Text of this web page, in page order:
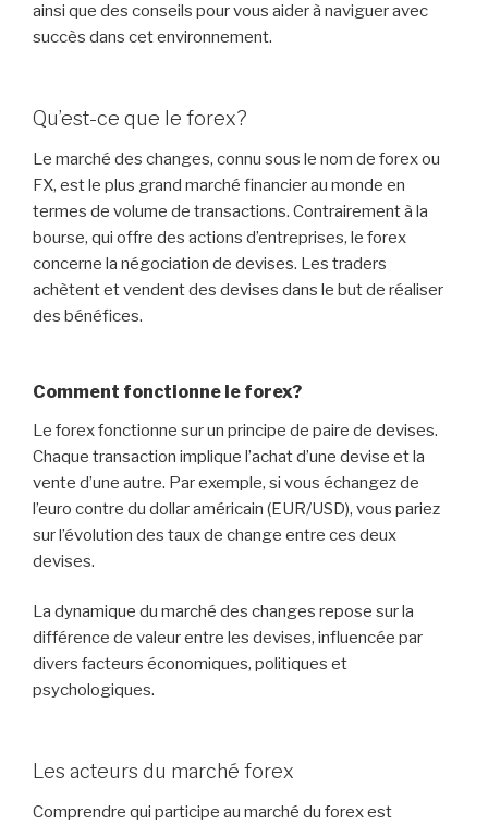
ainsi que des conseils pour vous aider à naviguer avec
succès dans cet environnement.
Qu’est-ce que le forex?
Le marché des changes, connu sous le nom de forex ou
FX, est le plus grand marché financier au monde en
termes de volume de transactions. Contrairement à la
bourse, qui offre des actions d’entreprises, le forex
concerne la négociation de devises. Les traders
achètent et vendent des devises dans le but de réaliser
des bénéfices.
Comment fonctionne le forex?
Le forex fonctionne sur un principe de paire de devises.
Chaque transaction implique l’achat d’une devise et la
vente d’une autre. Par exemple, si vous échangez de
l’euro contre du dollar américain (EUR/USD), vous pariez
sur l’évolution des taux de change entre ces deux
devises.
La dynamique du marché des changes repose sur la
différence de valeur entre les devises, influencée par
divers facteurs économiques, politiques et
psychologiques.
Les acteurs du marché forex
Comprendre qui participe au marché du forex est